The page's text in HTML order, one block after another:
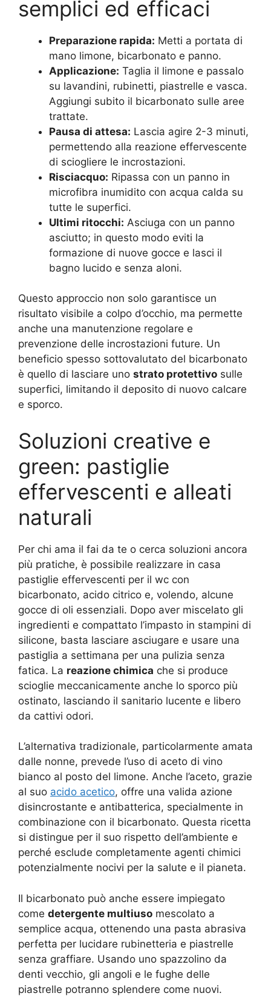
semplici ed efficaci
Preparazione rapida: Metti a portata di
mano limone, bicarbonato e panno.
Applicazione: Taglia il limone e passalo
su lavandini, rubinetti, piastrelle e vasca.
Aggiungi subito il bicarbonato sulle aree
trattate.
Pausa di attesa: Lascia agire 2-3 minuti,
permettendo alla reazione effervescente
di sciogliere le incrostazioni.
Risciacquo: Ripassa con un panno in
microfibra inumidito con acqua calda su
tutte le superfici.
Ultimi ritocchi: Asciuga con un panno
asciutto; in questo modo eviti la
formazione di nuove gocce e lasci il
bagno lucido e senza aloni.
Questo approccio non solo garantisce un
risultato visibile a colpo d’occhio, ma permette
anche una manutenzione regolare e
prevenzione delle incrostazioni future. Un
beneficio spesso sottovalutato del bicarbonato
è quello di lasciare uno strato protettivo sulle
superfici, limitando il deposito di nuovo calcare
e sporco.
Soluzioni creative e
green: pastiglie
effervescenti e alleati
naturali
Per chi ama il fai da te o cerca soluzioni ancora
più pratiche, è possibile realizzare in casa
pastiglie effervescenti per il wc con
bicarbonato, acido citrico e, volendo, alcune
gocce di oli essenziali. Dopo aver miscelato gli
ingredienti e compattato l’impasto in stampini di
silicone, basta lasciare asciugare e usare una
pastiglia a settimana per una pulizia senza
fatica. La reazione chimica che si produce
scioglie meccanicamente anche lo sporco più
ostinato, lasciando il sanitario lucente e libero
da cattivi odori.
L’alternativa tradizionale, particolarmente amata
dalle nonne, prevede l’uso di aceto di vino
bianco al posto del limone. Anche l’aceto, grazie
al suo acido acetico, offre una valida azione
disincrostante e antibatterica, specialmente in
combinazione con il bicarbonato. Questa ricetta
si distingue per il suo rispetto dell’ambiente e
perché esclude completamente agenti chimici
potenzialmente nocivi per la salute e il pianeta.
Il bicarbonato può anche essere impiegato
come detergente multiuso mescolato a
semplice acqua, ottenendo una pasta abrasiva
perfetta per lucidare rubinetteria e piastrelle
senza graffiare. Usando uno spazzolino da
denti vecchio, gli angoli e le fughe delle
piastrelle potranno splendere come nuovi.